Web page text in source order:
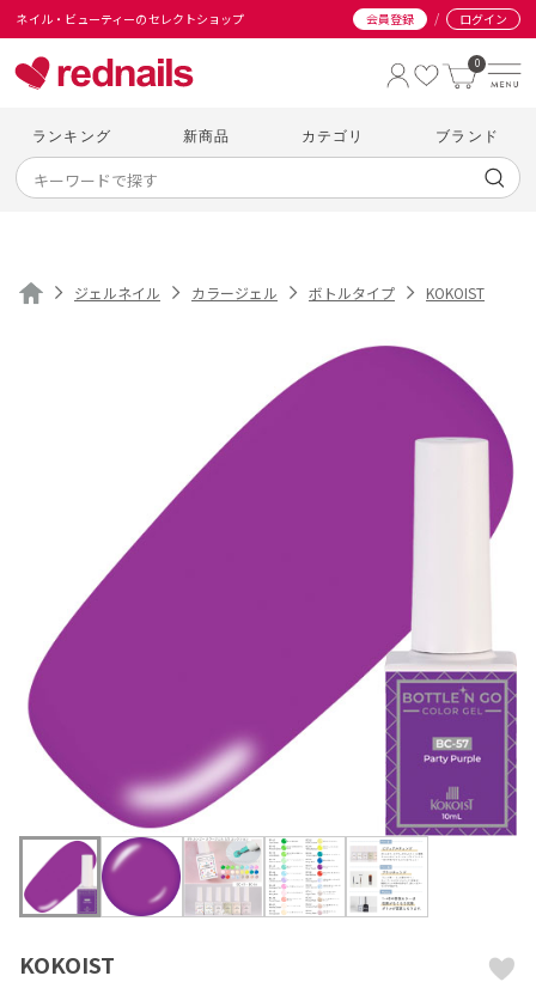
ネイル・ビューティーのセレクトショップ 会員登録 / ログイン
0
ランキング 新商品 カテゴリ ブランド
ジェルネイル カラージェル ボトルタイプ KOKOIST
KOKOIST